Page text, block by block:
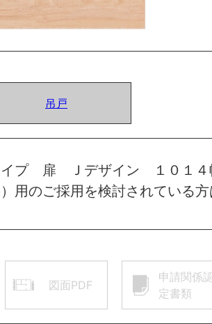
吊戸
プ 扉 Ｊデザイン １０１
のご採用を検討されている方
図面PDF
申請関係
定書類